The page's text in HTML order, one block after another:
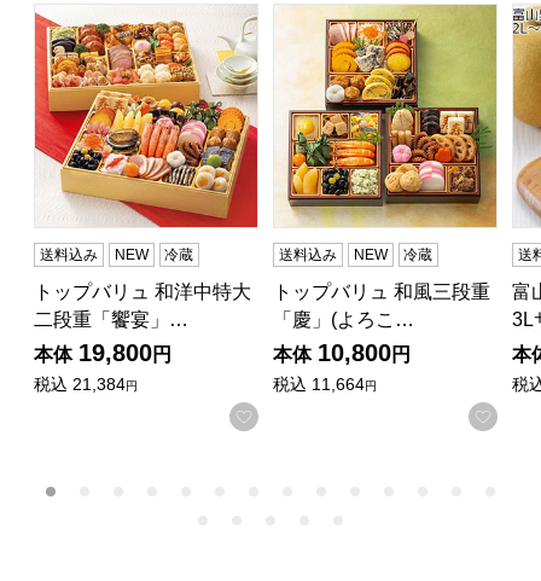
トップバリュ 和洋中特大二段重「饗宴」(きょうえん)【4
送料込み NEW 冷蔵
トップバリュ 和洋中特大
二段重「饗宴」…
本体 19,800円
税込 21,384円
お気に入りに登録する
トップバリュ 和風三段重「
送料込み NEW 冷蔵
トップバリュ 和風三段重
「慶」(よろこ…
本体 10,800円
税込 11,664円
お気
富
送
富
3L
本
税